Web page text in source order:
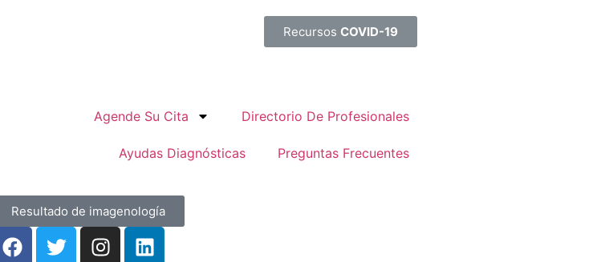
Recursos COVID-19
Agende Su Cita Directorio De Profesionales
Ayudas Diagnósticas Preguntas Frecuentes
Resultado de imagenología